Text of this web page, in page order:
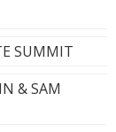
SUMMIT
& SAM